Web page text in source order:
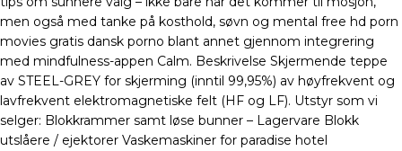
men også med tanke på kosthold, søvn og mental free hd porn
movies gratis dansk porno blant annet gjennom integrering
med mindfulness-appen Calm. Beskrivelse Skjermende teppe
av STEEL-GREY for skjerming (inntil 99,95%) av høyfrekvent og
lavfrekvent elektromagnetiske felt (HF og LF). Utstyr som vi
selger: Blokkrammer samt løse bunner – Lagervare Blokk
utslåere / ejektorer Vaskemaskiner for paradise hotel